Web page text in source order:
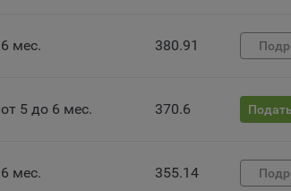
сайтов, например, для хранения предпочтений
имени пользователя или выбора языка, и для
например, для настройки контента.
Обществу «запомнить» информацию о
местных настройках для того, чтобы
6 мес. 380.91
от 5 до 6 мес. 370.6
6 мес. 355.14